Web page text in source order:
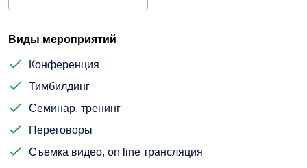
Виды мероприятий
Конференция
Тимбилдинг
Семинар, тренинг
Переговоры
Съемка видео, on line трансляция